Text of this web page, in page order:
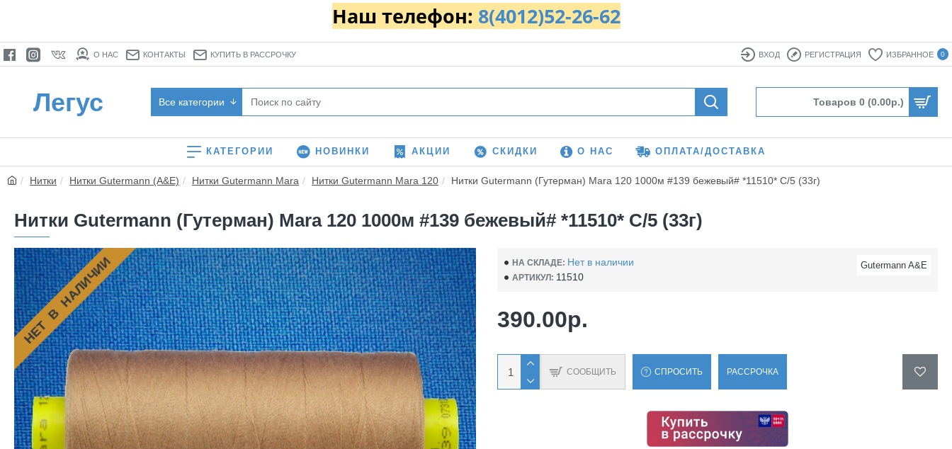
Наш телефон: 8(4012)52-26-62
О НАС КОНТАКТЫ КУПИТЬ В РАССРОЧКУ ВХОД РЕГИСТРАЦИЯ ИЗБРАННОЕ 0
Легус Все категории Товаров 0 (0.00р.)
КАТЕГОРИИ НОВИНКИ АКЦИИ СКИДКИ О НАС ОПЛАТА/ДОСТАВКА
Нитки Нитки Gutermann (A&E) Нитки Gutermann Mara Нитки Gutermann Mara 120 Нитки Gutermann (Гутерман) Mara 120 1000м #139 бежевый# *11510* C/5 (33г)
Нитки Gutermann (Гутерман) Mara 120 1000м #139 бежевый# *11510* C/5 (33г)
НЕТ В НАЛИЧИИ НА СКЛАДЕ: Нет в наличии
АРТИКУЛ: 11510
Gutermann A&E
390.00р.
СООБЩИТЬ СПРОСИТЬ РАССРОЧКА